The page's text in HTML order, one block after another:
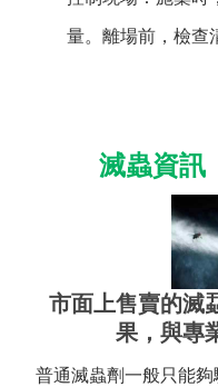
量。離場前，檢查
滅蟲資訊
市面上售賣的滅
果，與專
普通滅蟲劑一般只能